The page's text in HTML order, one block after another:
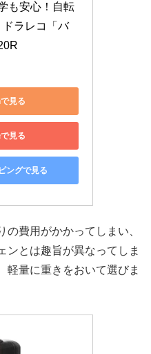
も安心！自転
ラレコ「バ
見る
見る
ングで見る
の費用がかかってしまい、
ンとは趣旨が異なってしま
軽量に重きをおいて選びま